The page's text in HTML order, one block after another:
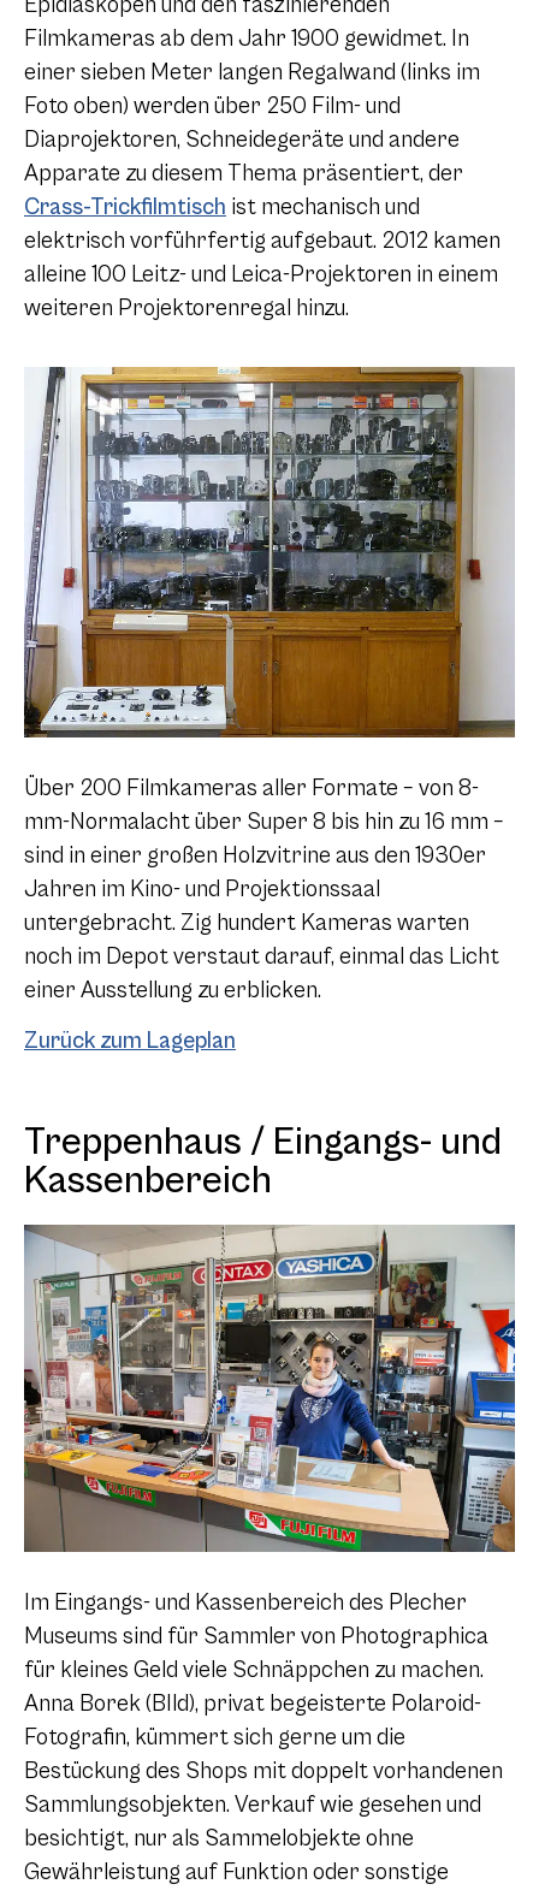
Epidiaskopen und den faszinierenden
Filmkameras ab dem Jahr 1900 gewidmet. In
einer sieben Meter langen Regalwand (links im
Foto oben) werden über 250 Film- und
Diaprojektoren, Schneidegeräte und andere
Apparate zu diesem Thema präsentiert, der
Crass-Trickfilmtisch ist mechanisch und
elektrisch vorführfertig aufgebaut. 2012 kamen
alleine 100 Leitz- und Leica-Projektoren in einem
weiteren Projektorenregal hinzu.
Über 200 Filmkameras aller Formate – von 8-
mm-Normalacht über Super 8 bis hin zu 16 mm –
sind in einer großen Holzvitrine aus den 1930er
Jahren im Kino- und Projektionssaal
untergebracht. Zig hundert Kameras warten
noch im Depot verstaut darauf, einmal das Licht
einer Ausstellung zu erblicken.
Zurück zum Lageplan
Treppenhaus / Eingangs- und
Kassenbereich
Im Eingangs- und Kassenbereich des Plecher
Museums sind für Sammler von Photographica
für kleines Geld viele Schnäppchen zu machen.
Anna Borek (BIld), privat begeisterte Polaroid-
Fotografin, kümmert sich gerne um die
Bestückung des Shops mit doppelt vorhandenen
Sammlungsobjekten. Verkauf wie gesehen und
besichtigt, nur als Sammelobjekte ohne
Gewährleistung auf Funktion oder sonstige